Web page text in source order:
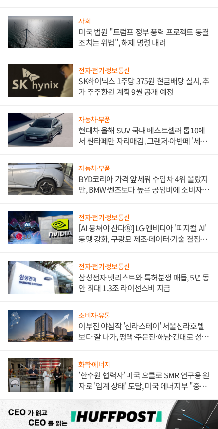
사회
미국 법원 "트럼프 정부 풍력 프로젝트 동결
조치는 위법", 해제 명령 내려
전자·전기·정보통신
SK하이닉스 1주당 375원 현금배당 실시, 추
가 주주환원 계획 9월 공개 예정
자동차·부품
현대차 올해 SUV 국내 베스트셀러 톱10에
서 싼타페만 자리매김, 그랜저·아반떼 '세단
자동차·부품
BYD코리아 가격 앞세워 수입차 4위 올랐지
만, BMW·벤츠보다 높은 공임비에 소비자
전자·전기·정보통신
[AI 뭉쳐야 산다⑧] LG·엔비디아 '피지컬 AI'
동맹 강화, 구광모 제조·데이터·기술 결집
전자·전기·정보통신
삼성전자 넷리스트와 특허분쟁 매듭, 5년 동
안 최대 1.3조 라이선스비 지급
소비자·유통
이부진 야심작 '신라스테이' 서울신라호텔
보다 잘 나가, 평택·주문진·해남·건대로 성
화학·에너지
'한수원 협력사' 미국 오클로 SMR 연구용 원
자로 '임계 상태' 도달, 미국 에너지부 "중요